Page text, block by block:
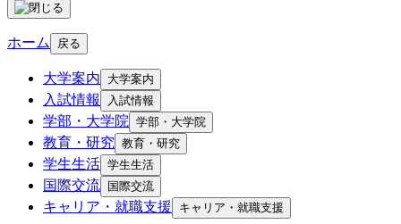
ホーム 戻る
大学案内 大学案内
入試情報 入試情報
学部・大学院 学部・大学院
教育・研究 教育・研究
学生生活 学生生活
国際交流 国際交流
キャリア・就職支援 キャリア・就職支援